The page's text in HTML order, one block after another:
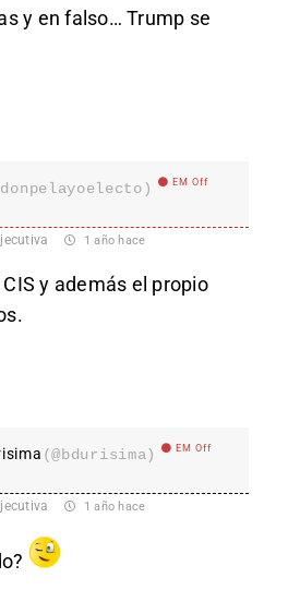
y en falso… Trump se
EM Off
1 año hace
y además el propio
(@bdurisima) EM Off
1 año hace